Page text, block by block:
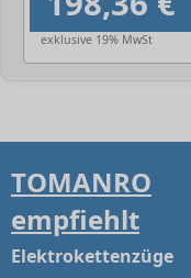
exklusive 19% MwSt
TOMANRO
empfiehlt
Elektrokettenzüge